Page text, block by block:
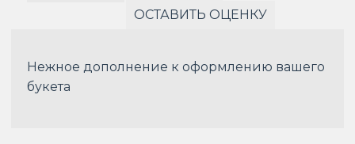
ОСТАВИТЬ ОЦЕНКУ
Нежное дополнение к оформлению вашего
букета